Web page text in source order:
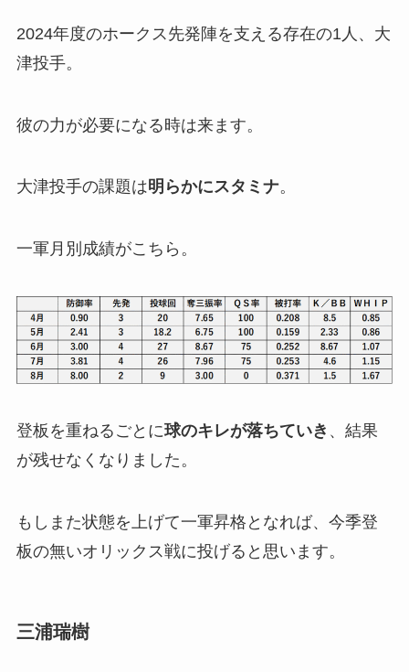
2024年度のホークス先発陣を支える存在の1人、大
津投手。
彼の力が必要になる時は来ます。
大津投手の課題は明らかにスタミナ。
一軍月別成績がこちら。
登板を重ねるごとに球のキレが落ちていき 、結果
が残せなくなりました。
もしまた状態を上げて一軍昇格となれば、今季登
板の無いオリックス戦に投げると思います。
三浦瑞樹